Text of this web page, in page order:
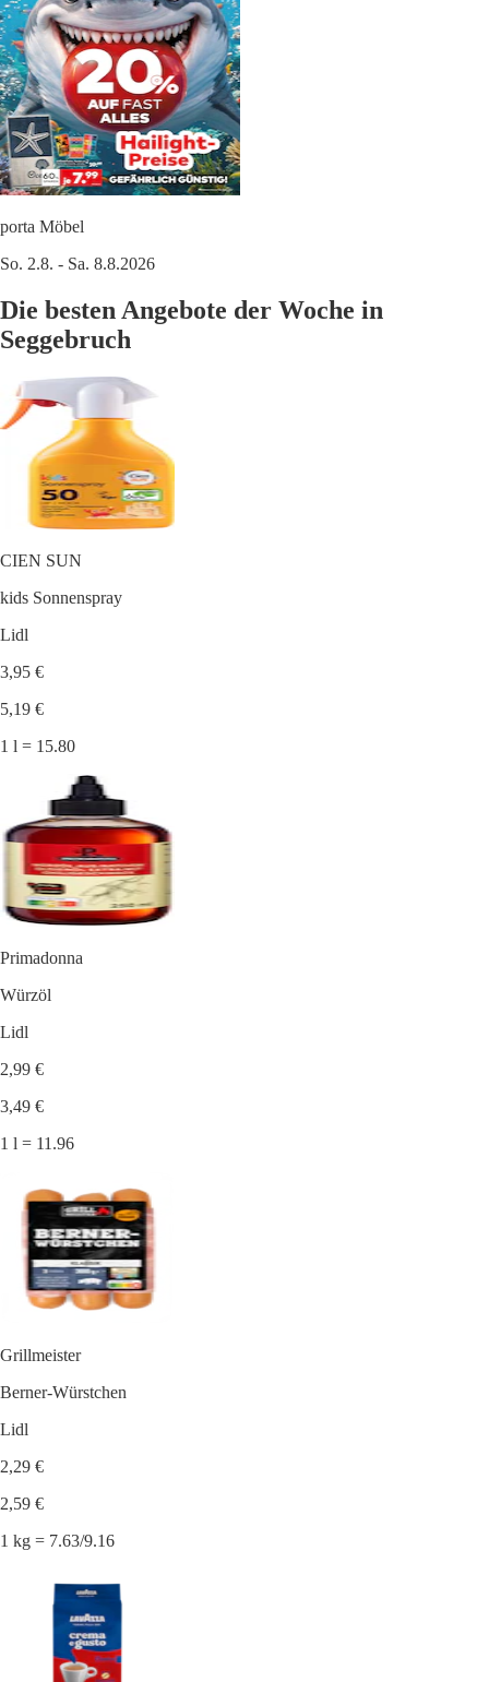
porta Möbel
So. 2.8. - Sa. 8.8.2026
Die besten Angebote der Woche in
Seggebruch
CIEN SUN
kids Sonnenspray
Lidl
3,95 €
5,19 €
1 l = 15.80
Primadonna
Würzöl
Lidl
2,99 €
3,49 €
1 l = 11.96
Grillmeister
Berner-Würstchen
Lidl
2,29 €
2,59 €
1 kg = 7.63/9.16